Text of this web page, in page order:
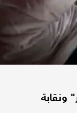
ونقابة